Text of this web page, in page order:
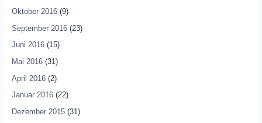
Oktober 2016(9)
September 2016(23)
Juni 2016(15)
Mai 2016(31)
April 2016(2)
Januar 2016(22)
Dezember 2015(31)